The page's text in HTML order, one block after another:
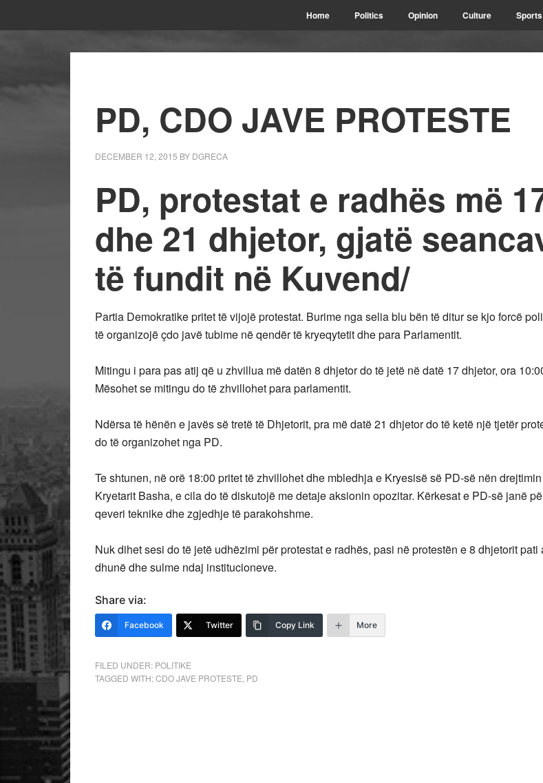
Home Politics Opinion Culture Sports
PD, CDO JAVE PROTESTE
DECEMBER 12, 2015 BY DGRECA
PD, protestat e radhës më
dhe 21 dhjetor, gjatë
të fundit në Kuvend/
Partia Demokratike pritet të vijojë protestat. Burime nga selia blu bën të ditur se kjo forcë
të organizojë çdo javë tubime në qendër të kryeqytetit dhe para Parlamentit.
Mitingu i para pas atij që u zhvillua më datën 8 dhjetor do të jetë në datë 17 dhjetor, ora
Mësohet se mitingu do të zhvillohet para parlamentit.
Ndërsa të hënën e javës së tretë të Dhjetorit, pra më datë 21 dhjetor do të ketë një tjetër
do të organizohet nga PD.
Te shtunen, në orë 18:00 pritet të zhvillohet dhe mbledhja e Kryesisë së PD-së nën
Kryetarit Basha, e cila do të diskutojë me detaje aksionin opozitar. Kërkesat e PD-së janë
qeveri teknike dhe zgjedhje të parakohshme.
Nuk dihet sesi do të jetë udhëzimi për protestat e radhës, pasi në protestën e 8 dhjetorit pati
dhunë dhe sulme ndaj institucioneve.
Share via:
Facebook Twitter Copy Link More
FILED UNDER: POLITIKE
TAGGED WITH:CDO JAVE PROTESTE PD